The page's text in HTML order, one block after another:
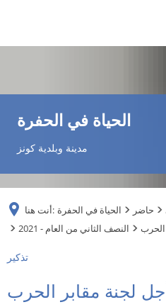
الحياة في الحفرة
مدينة وبلدية كونز
أنت هنا: الحياة في الحفرة حاضر
2021 - النصف الثاني من العام
تذكير
لجنة مقابر الحرب